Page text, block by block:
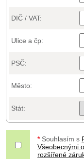
DIČ / VAT:
Ulice a čp:
PSČ:
Město:
Stát:
* Souhlasím s
Všeobecnými
rozšířené